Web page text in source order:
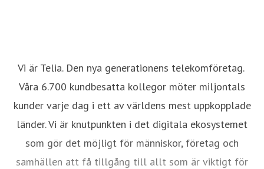
Vi är Telia. Den nya generationens telekomföretag.
Våra 6.700 kundbesatta kollegor möter miljontals
kunder varje dag i ett av världens mest uppkopplade
länder. Vi är knutpunkten i det digitala ekosystemet
som gör det möjligt för människor, företag och
samhällen att få tillgång till allt som är viktigt för